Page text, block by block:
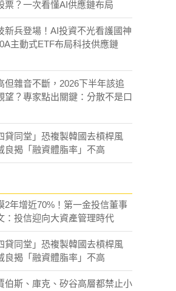
票？一次看懂AI供應鏈布局
新兵登場！AI投資不光看護國神
主動式ETF布局科技供應鏈
但雜音不斷，2026下半年該追
望？專家點出關鍵：分散不是口
貸同堂」恐複製韓國去槓桿風
良揭「融資體脂率」不高
2年增近70%！第一金投信董事
：投信迎向大資產管理時代
貸同堂」恐複製韓國去槓桿風
良揭「融資體脂率」不高
伯斯、庫克、矽谷高層都禁止小